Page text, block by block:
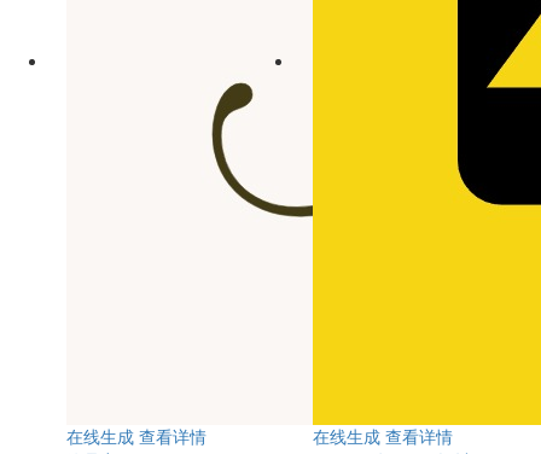
在线生成 查看详情
在线生成 查看详情